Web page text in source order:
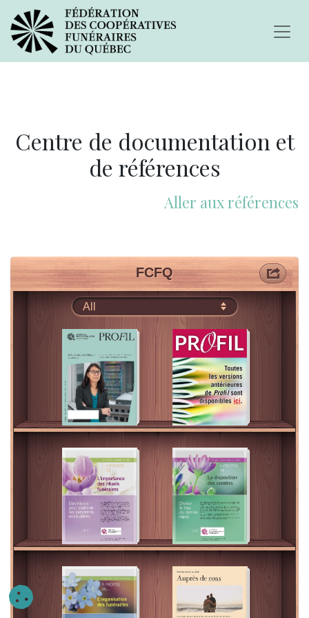
Centre de documentation et
de références
Aller aux références